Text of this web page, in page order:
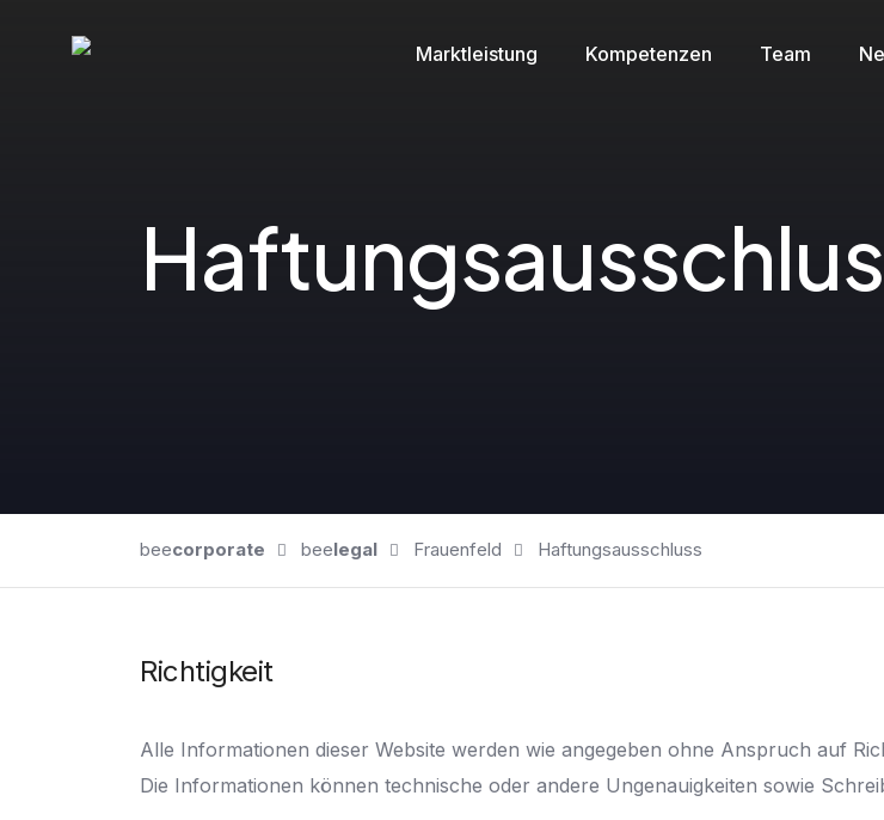
Marktleistung Kompetenzen Team
Haftungsausschlus
beecorporate beelegal Frauenfeld Haftungsausschluss
Richtigkeit
Alle Informationen dieser Website werden wie angegeben ohne Anspruch auf
Die Informationen können technische oder andere Ungenauigkeiten sowie